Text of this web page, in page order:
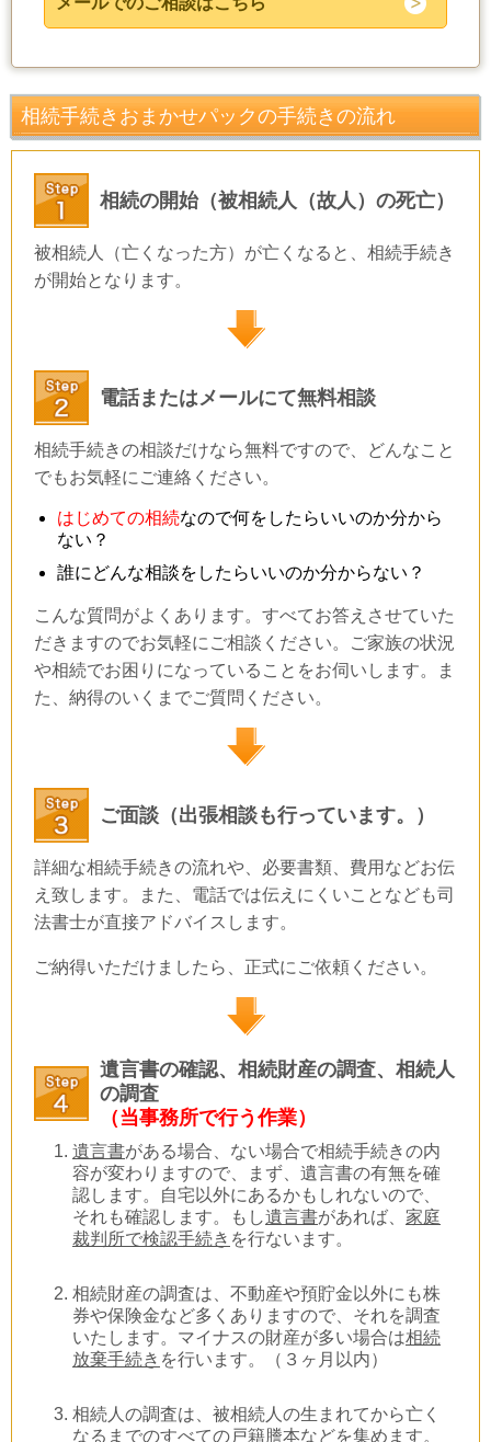
相続手続きおまかせパックの手続きの流れ
相続の開始（被相続人（故人）の死亡）
被相続人（亡くなった方）が亡くなると、相続手続き
が開始となります。
電話またはメールにて無料相談
相続手続きの相談だけなら無料ですので、どんなこと
でもお気軽にご連絡ください。
はじめての相続なので何をしたらいいのか分から
ない？
誰にどんな相談をしたらいいのか分からない？
こんな質問がよくあります。すべてお答えさせていた
だきますのでお気軽にご相談ください。ご家族の状況
や相続でお困りになっていることをお伺いします。ま
た、納得のいくまでご質問ください。
ご面談（出張相談も行っています。）
詳細な相続手続きの流れや、必要書類、費用などお伝
え致します。また、電話では伝えにくいことなども司
法書士が直接アドバイスします。
ご納得いただけましたら、正式にご依頼ください。
遺言書の確認、相続財産の調査、相続人
の調査
（当事務所で行う作業）
遺言書がある場合、ない場合で相続手続きの内
容が変わりますので、まず、遺言書の有無を確
認します。自宅以外にあるかもしれないので、
それも確認します。もし遺言書があれば、 家庭
裁判所で検認手続き を行ないます。
相続財産の調査は、不動産や預貯金以外にも株
券や保険金など多くありますので、それを調査
いたします。マイナスの財産が多い場合は相続
放棄手続き を行います。（３ヶ月以内）
相続人の調査は、被相続人の生まれてから亡く
なるまでのすべての戸籍謄本などを集めます。